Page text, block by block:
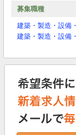
募集職種
建築・製造・設備
建築・製造・設備